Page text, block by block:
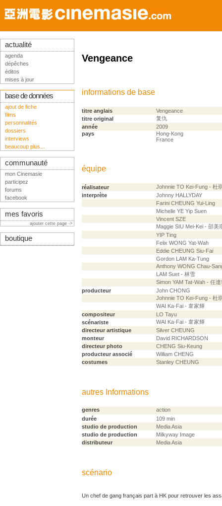
Vengeance
informations de base
titre anglais
Vengeance
titre original
复仇
année
2009
pays
Hong-Kong
France
équipe
réalisateur
Johnnie TO Kei-Fung - 杜
interprète
Johnny HALLYDAY
Farini CHEUNG Yui-Ling
Michelle YE Yip Suen
Vincent SZE
Maggie SIU Mei-Kei - 邵美
YIP Ting
Felix WONG Yat-Wah
Eddie CHEUNG Siu-Fai
Gordon LAM Ka-Tung
Anthony WONG Chau-
LAM Suet - 林雪
Simon YAM Tat-Wah - 任達
producteur
John CHONG
Johnnie TO Kei-Fung - 杜
WAI Ka-Fai - 韋家輝
compositeur
LO Tayu
scénariste
WAI Ka-Fai - 韋家輝
directeur artistique
Silver CHEUNG
monteur
David RICHARDSON
directeur photo
CHENG Siu-Keung
producteur associé
William CHENG
costumes
Stanley CHEUNG
autres Informations
genres
action
durée
109 min
studio de production
Media Asia
studio de production
Milkyway Image
distributeur
Media Asia
scénario
Un chef de gang français part à HK pour retrouver les
actualité
agenda
dépêches
éditos
mises à jour
base de données
ajout de fiche
films
personnalités
dossiers
interviews
beaucoup plus...
communauté
mon Cinemasie
participez
forums
facebook
mes favoris
ajouter cette page ->
boutique